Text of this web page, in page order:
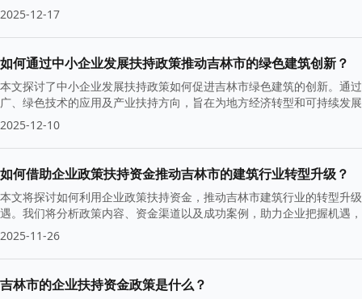
2025-12-17
如何通过中小企业发展扶持政策推动吉林市的绿色建筑创新？
本文探讨了中小企业发展扶持政策如何促进吉林市绿色建筑的创新。通
广、绿色技术的应用及产业扶持方向，旨在为地方经济转型和可持续发
2025-12-10
如何借助企业政策扶持资金推动吉林市的建筑行业转型升级？
本文将探讨如何利用企业政策扶持资金，推动吉林市建筑行业的转型升
遇。我们将分析政策内容、资金渠道以及成功案例，助力企业把握机遇
2025-11-26
吉林市的企业扶持资金政策是什么？